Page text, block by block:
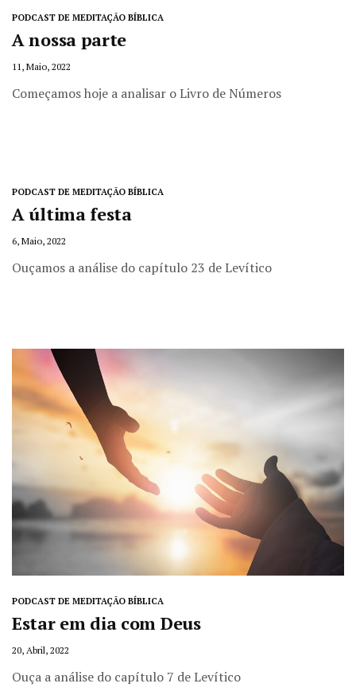
PODCAST DE MEDITAÇÃO BÍBLICA
A nossa parte
11, Maio, 2022
Começamos hoje a analisar o Livro de Números
PODCAST DE MEDITAÇÃO BÍBLICA
A última festa
6, Maio, 2022
Ouçamos a análise do capítulo 23 de Levítico
PODCAST DE MEDITAÇÃO BÍBLICA
Estar em dia com Deus
20, Abril, 2022
Ouça a análise do capítulo 7 de Levítico